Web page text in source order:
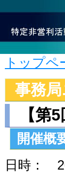
トップペ
事務
【第
開催概
日時：